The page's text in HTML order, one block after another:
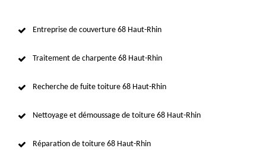
Entreprise de couverture 68 Haut-Rhin
Traitement de charpente 68 Haut-Rhin
Recherche de fuite toiture 68 Haut-Rhin
Nettoyage et démoussage de toiture 68 Haut-Rhin
Réparation de toiture 68 Haut-Rhin